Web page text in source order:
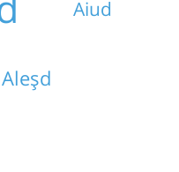
Aiud
Aleșd